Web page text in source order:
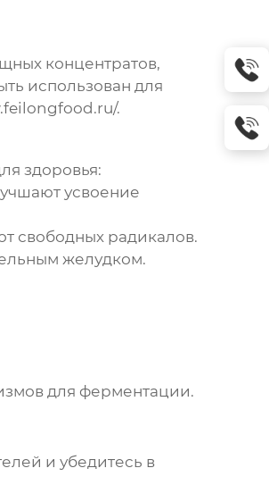
концентратов,
использован для
.
здоровья:
усвоение
свободных радикалов.
желудком.
для ферментации.
и убедитесь в